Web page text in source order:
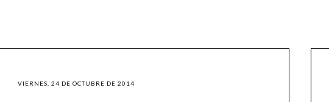
VIERNES, 24 DE OCTUBRE DE 2014